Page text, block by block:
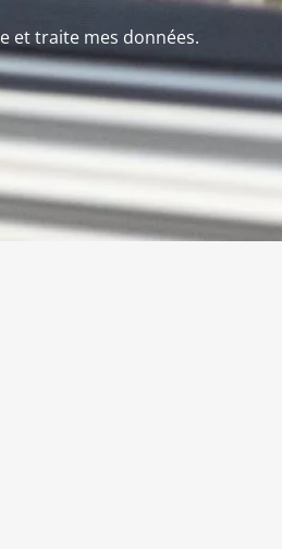
et traite mes données.